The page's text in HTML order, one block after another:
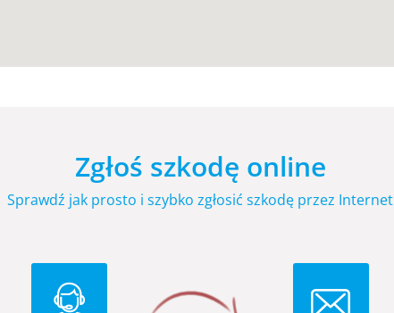
Zgłoś szkodę online
Sprawdź jak prosto i szybko zgłosić szkodę przez Internet